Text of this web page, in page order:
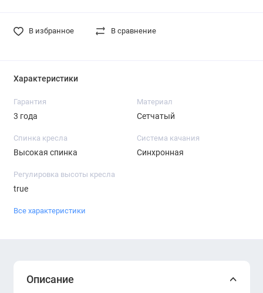
В избранное В сравнение
Характеристики
Гарантия
3 года
Материал
Сетчатый
Спинка кресла
Высокая спинка
Система качания
Синхронная
Регулировка высоты кресла
true
Все характеристики
Описание